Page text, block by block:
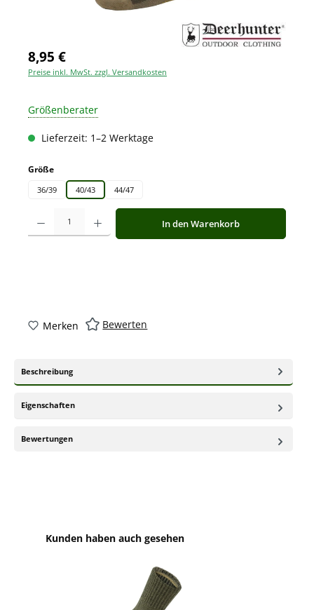
8,95 €
Preise inkl. MwSt. zzgl. Versandkosten
Größenberater
Lieferzeit: 1–2 Werktage
Größeauswählen
36/39 40/43 44/47
Produkt Anzahl: Gib den gewünschten Wert ein oder benutze die
In den Warenkorb
Merken Bewerten
Beschreibung
Eigenschaften
Bewertungen
Produktgalerie überspringen
Kunden haben auch gesehen